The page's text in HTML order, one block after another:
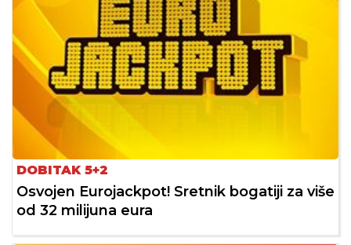
DOBITAK 5+2
Osvojen Eurojackpot! Sretnik bogatiji za više
od 32 milijuna eura